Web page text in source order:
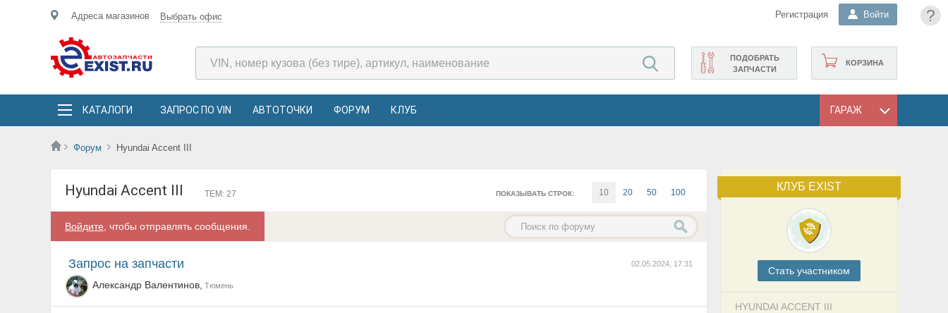
?
Адреса магазинов Выбрать офис Регистрация Войти
КОРЗИНА
ПОДОБРАТЬ
ЗАПЧАСТИ
КАТАЛОГИ ЗАПРОС ПО VIN АВТОТОЧКИ ФОРУМ КЛУБ ГАРАЖ
Форум Hyundai Accent III
КЛУБ EXIST
Cтать участником
HYUNDAI ACCENT III
Hyundai Accent III ПОКАЗЫВАТЬ СТРОК: 10 20 50 100
ТЕМ: 27
Войдите , чтобы отправлять сообщения.
02.05.2024, 17:31
запрос на запчасти
Александр Валентинов, Тюмень